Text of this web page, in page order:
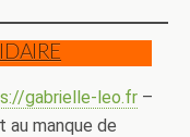
gabrielle-leo.fr –
au manque de